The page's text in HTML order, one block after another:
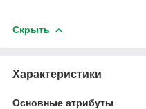
Скрыть
Характеристики
Основные атрибуты